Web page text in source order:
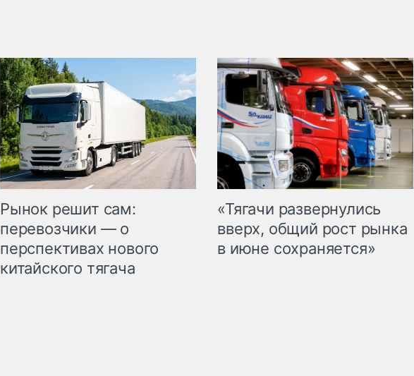
Рынок решит сам:
перевозчики — о
перспективах нового
китайского тягача
«Тягачи развернулись
вверх, общий рост рынка
в июне сохраняется»